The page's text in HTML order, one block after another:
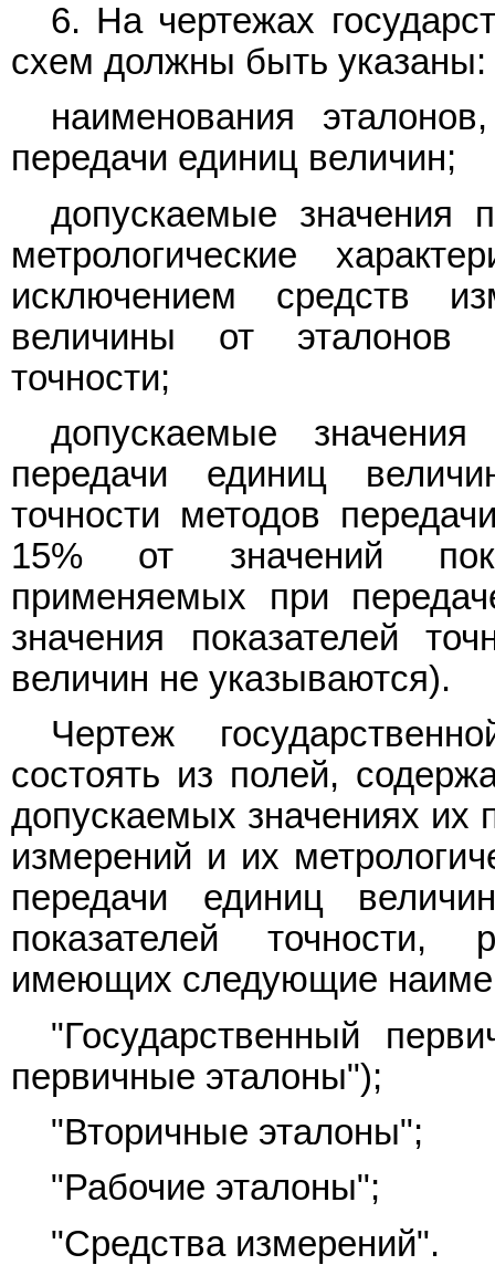
6. На чертежах
схем должны быть указаны:
наименования
передачи единиц величин;
допускаемые значения
метрологические
исключением средств
величины от эталонов
точности;
допускаемые значения
передачи единиц
точности методов
15% от значений
применяемых при
значения показателей
величин не указываются).
Чертеж
состоять из полей,
допускаемых значениях их
измерений и их
передачи единиц
показателей точности,
имеющих следующие
"Государственный
первичные эталоны");
"Вторичные эталоны";
"Рабочие эталоны";
"Средства измерений".